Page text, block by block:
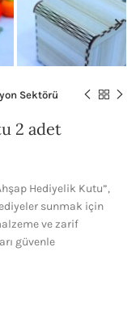
Sektörü
2 adet
Hediyelik Kutu”,
sunmak için
ve zarif
güvenle